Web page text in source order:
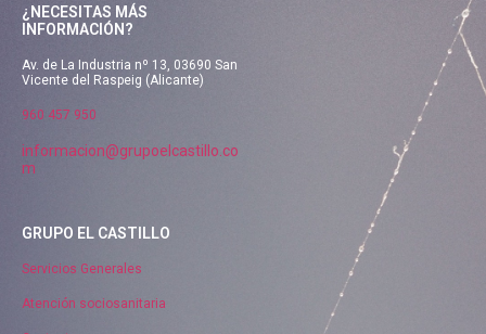
¿NECESITAS MÁS
INFORMACIÓN?
Av. de La Industria nº 13, 03690 San
Vicente del Raspeig (Alicante)
960 457 950
informacion@grupoelcastillo.co
m
GRUPO EL CASTILLO
Servicios Generales
Atención sociosanitaria